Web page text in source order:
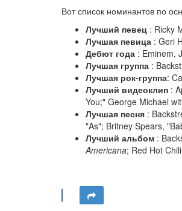
Вот список номинантов по
Лучший певец : Ricky
Лучшая певица : Geri
Дебют года : Eminem,
Лучшая группа :
Лучшая рок-группа:
Лучший видеоклип :
You;" George Michael
Лучшая песня :
"As"; Britney Spears,
Лучший альбом :
Americana; Red Hot